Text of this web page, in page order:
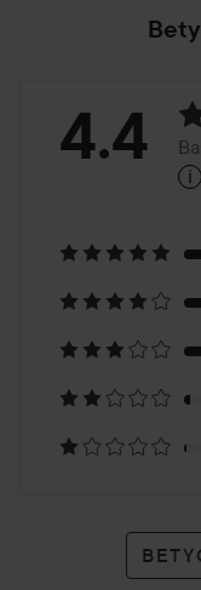
på
135
betyg
4.4
i